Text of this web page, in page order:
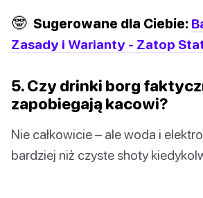
🤓 Sugerowane dla Ciebie:
Zasady i Warianty - Zatop
5. Czy drinki borg
zapobiegają kacowi?
Nie całkowicie – ale woda i
bardziej niż czyste shoty